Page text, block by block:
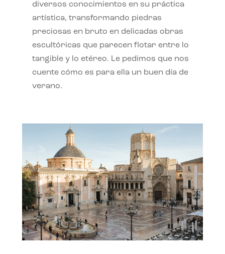
diversos conocimientos en su práctica
artística, transformando piedras
preciosas en bruto en delicadas obras
escultóricas que parecen flotar entre lo
tangible y lo etéreo. Le pedimos que nos
cuente cómo es para ella un buen día de
verano.